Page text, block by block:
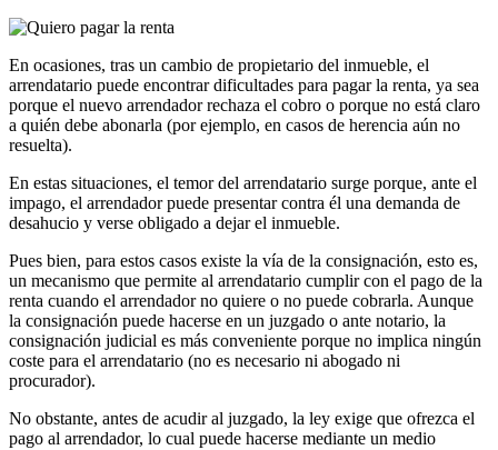
En ocasiones, tras un cambio de propietario del inmueble, el
arrendatario puede encontrar dificultades para pagar la renta, ya sea
porque el nuevo arrendador rechaza el cobro o porque no está claro
a quién debe abonarla (por ejemplo, en casos de herencia aún no
resuelta).
En estas situaciones, el temor del arrendatario surge porque, ante el
impago, el arrendador puede presentar contra él una demanda de
desahucio y verse obligado a dejar el inmueble.
Pues bien, para estos casos existe la vía de la consignación, esto es,
un mecanismo que permite al arrendatario cumplir con el pago de la
renta cuando el arrendador no quiere o no puede cobrarla. Aunque
la consignación puede hacerse en un juzgado o ante notario, la
consignación judicial es más conveniente porque no implica ningún
coste para el arrendatario (no es necesario ni abogado ni
procurador).
No obstante, antes de acudir al juzgado, la ley exige que ofrezca el
pago al arrendador, lo cual puede hacerse mediante un medio